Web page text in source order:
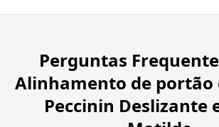
Perguntas
Alinhamento de portão
Peccinin Deslizante